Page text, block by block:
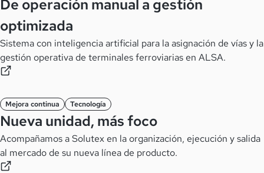
De operación manual a gestión
optimizada
Sistema con inteligencia artificial para la asignación de vías y la
gestión operativa de terminales ferroviarias en ALSA.
Mejora continua Tecnología
Nueva unidad, más foco
Acompañamos a Solutex en la organización, ejecución y salida
al mercado de su nueva línea de producto.